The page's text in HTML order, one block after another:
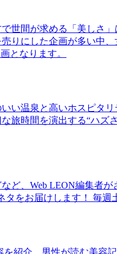
世間が求める「美しさ
にした企画が多い中
となります。
温泉と高いホスピタ
時間を演出する“ハズ
、Web LEON編集者
をお届けします！ 毎週
紹介。男性が読む美